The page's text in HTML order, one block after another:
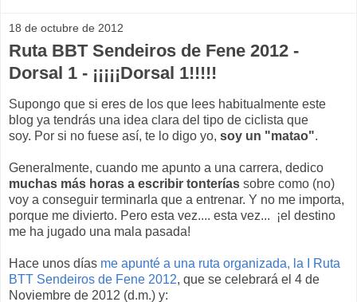
18 de octubre de 2012
Ruta BBT Sendeiros de Fene 2012 -
Dorsal 1 - ¡¡¡¡¡Dorsal 1!!!!!
Supongo que si eres de los que lees habitualmente este
blog ya tendrás una idea clara del tipo de ciclista que
soy. Por si no fuese así, te lo digo yo, soy un "matao".
Generalmente, cuando me apunto a una carrera, dedico
muchas más horas a escribir tonterías sobre como (no)
voy a conseguir terminarla que a entrenar. Y no me importa,
porque me divierto. Pero esta vez.... esta vez... ¡el destino
me ha jugado una mala pasada!
Hace unos días me apunté a una ruta organizada, la I Ruta
BTT Sendeiros de Fene 2012, que se celebrará el 4 de
Noviembre de 2012 (d.m.) y: